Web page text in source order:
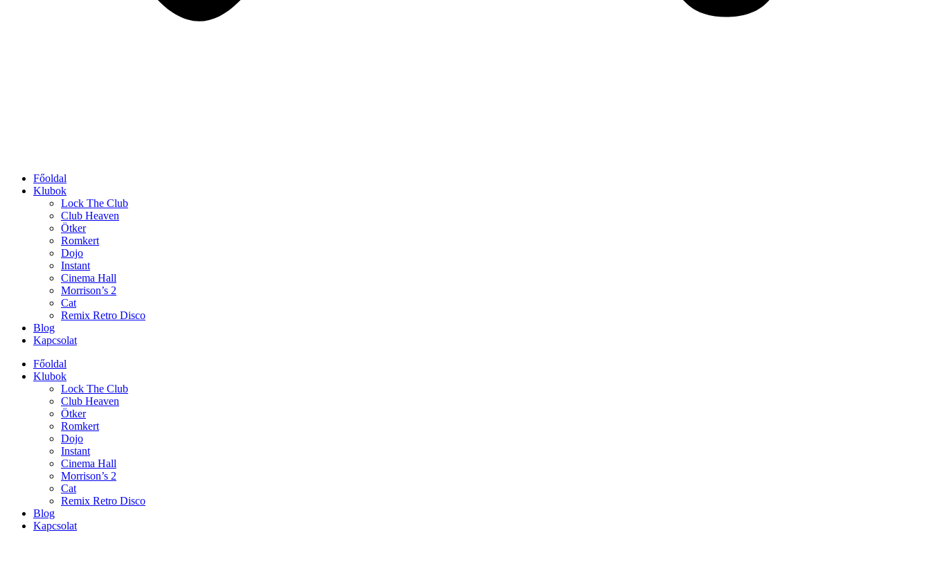
Főoldal
Klubok
Lock The Club
Club Heaven
Ötker
Romkert
Dojo
Instant
Cinema Hall
Morrison’s 2
Cat
Remix Retro Disco
Blog
Kapcsolat
Főoldal
Klubok
Lock The Club
Club Heaven
Ötker
Romkert
Dojo
Instant
Cinema Hall
Morrison’s 2
Cat
Remix Retro Disco
Blog
Kapcsolat